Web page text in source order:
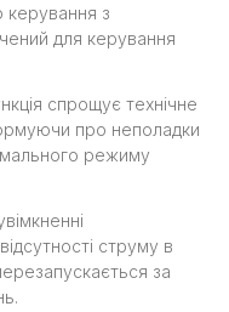
керування з
для керування
спрощує технічне
про неполадки
режиму
струму в
за